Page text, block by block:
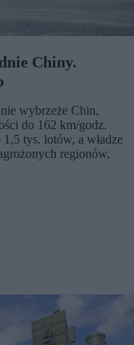
Chiny.
wybrzeże Chin,
do 162 km/godz.
tys. lotów, a władze
regionów,